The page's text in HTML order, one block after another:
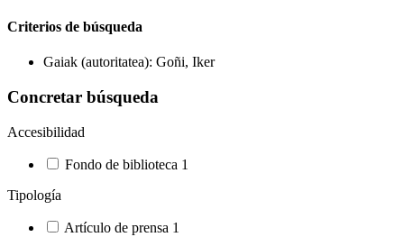
Criterios de búsqueda
Gaiak (autoritatea): Goñi, Iker
Concretar búsqueda
Accesibilidad
Fondo de biblioteca 1
Tipología
Artículo de prensa 1